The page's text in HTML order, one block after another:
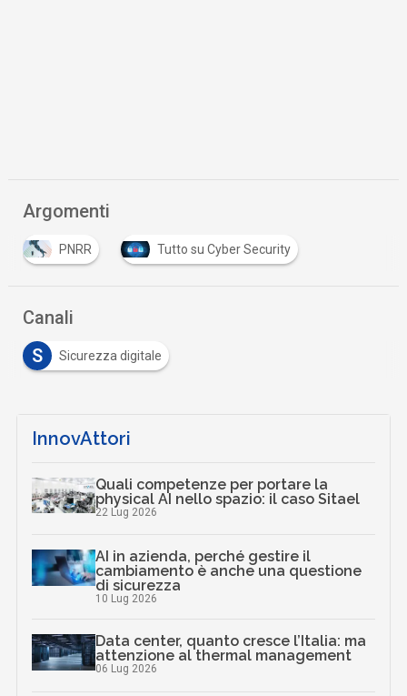
Argomenti
PNRR Tutto su Cyber Security
Canali
S
Sicurezza digitale
InnovAttori
Quali competenze per portare la
physical AI nello spazio: il caso Sitael
22 Lug 2026
AI in azienda, perché gestire il
cambiamento è anche una questione
di sicurezza
10 Lug 2026
Data center, quanto cresce l’Italia: ma
attenzione al thermal management
06 Lug 2026